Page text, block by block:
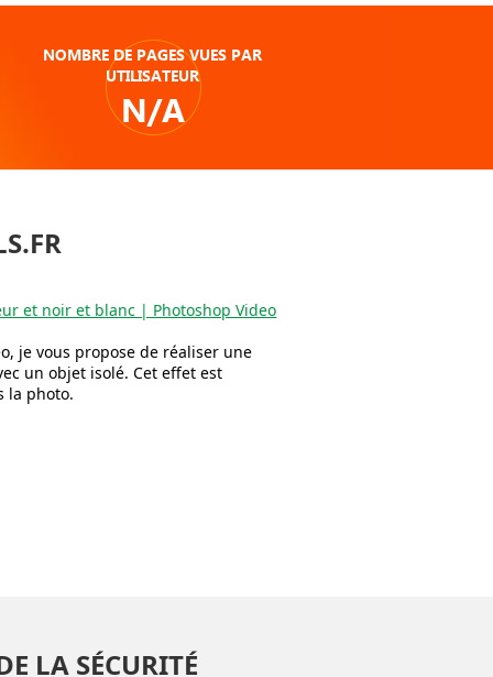
NOMBRE DE PAGES VUES PAR
UTILISATEUR
N/A
et noir et blanc | Photoshop Video
je vous propose de réaliser une
un objet isolé. Cet effet est
la photo.
LA SÉCURITÉ